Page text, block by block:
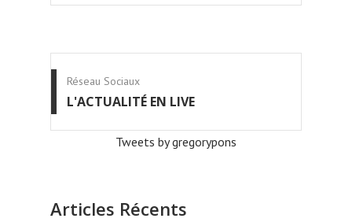
Réseau Sociaux
L'ACTUALITÉ EN LIVE
Tweets by gregorypons
Articles Récents